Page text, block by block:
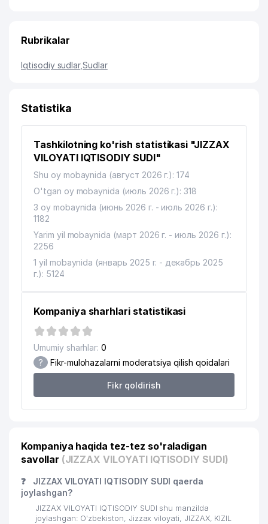
Rubrikalar
Iqtisodiy sudlar, Sudlar
Statistika
Tashkilotning ko'rish statistikasi "JIZZAX
VILOYATI IQTISODIY SUDI"
Shu oy mobaynida (август 2026 г.): 174
O'tgan oy mobaynida (июль 2026 г.): 318
3 oy mobaynida (июнь 2026 г. - июль 2026 г.):
1182
Yarim yil mobaynida (март 2026 г. - июль 2026 г.):
2256
1 yil mobaynida (январь 2025 г. - декабрь 2025
г.): 5124
Kompaniya sharhlari statistikasi
Umumiy sharhlar: 0
? Fikr-mulohazalarni moderatsiya qilish qoidalari
Fikr qoldirish
Kompaniya haqida tez-tez so'raladigan
savollar (JIZZAX VILOYATI IQTISODIY SUDI)
❓
JIZZAX VILOYATI IQTISODIY SUDI qaerda
joylashgan?
JIZZAX VILOYATI IQTISODIY SUDI shu manzilda
joylashgan: O'zbekiston, Jizzax viloyati, JIZZAX, KIZIL